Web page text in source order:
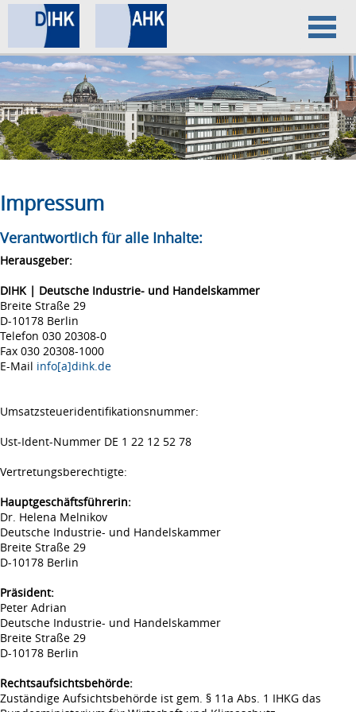
Home
Datenschutz
Impressum
Impressum
Verantwortlich für alle Inhalte:
Herausgeber:
DIHK | Deutsche Industrie- und Handelskammer
Breite Straße 29
D-10178 Berlin
Telefon 030 20308-0
Fax 030 20308-1000
E-Mail info[a]dihk.de
Umsatzsteueridentifikationsnummer:
Ust-Ident-Nummer DE 1 22 12 52 78
Vertretungsberechtigte:
Hauptgeschäftsführerin:
Dr. Helena Melnikov
Deutsche Industrie- und Handelskammer
Breite Straße 29
D-10178 Berlin
Präsident:
Peter Adrian
Deutsche Industrie- und Handelskammer
Breite Straße 29
D-10178 Berlin
Rechtsaufsichtsbehörde:
Zuständige Aufsichtsbehörde ist gem. § 11a Abs. 1 IHKG das